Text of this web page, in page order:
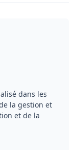
dans les
la gestion et
et de la